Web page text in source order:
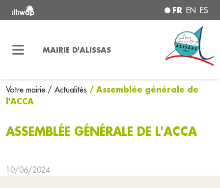
FR EN ES
MAIRIE D'ALISSAS
Votre mairie / Actualités / Assemblée générale de
l'ACCA
ASSEMBLÉE GÉNÉRALE DE L'ACCA
10/06/2024